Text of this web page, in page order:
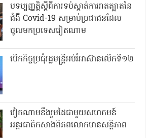
បទប្បញ្ញត្តិស្តីពីការទប់ស្កាត់ការរាតត្បាតនៃ
ជំងឺ Covid-19 សម្រាប់ប្រជាជនដែល
ចូលមកប្រទេសវៀតណាម
បើកកិច្ចប្រជុំរដ្ឋមន្ត្រីអប់រំអាស៊ានលើកទី១២
វៀតណាមនឹងរួមដៃជាមួយសហគមន៍
អន្តរជាតិកសាងពិភពលោកមានសន្តិភាព